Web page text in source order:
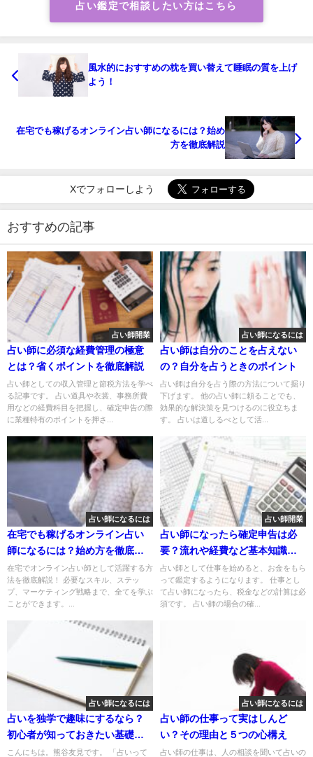
占い鑑定で相談したい方はこちら
風水的におすすめの枕を買い替えて睡眠の質を上げ
よう！
在宅でも稼げるオンライン占い師になるには？始め
方を徹底解説
Xでフォローしよう
おすすめの記事
占い師開業
占い師に必須な経費管理の極意
とは？省くポイントを徹底解説
占い師としての収入管理と節税方法を学べ
る記事です。 占い道具や衣裳、事務所費
用などの経費科目を把握し、確定申告の際
に業種特有のポイントを押さ...
占い師になるには
占い師は自分のことを占えない
の？自分を占うときのポイント
占い師は自分を占う際の方法について掘り
下げます。 他の占い師に頼ることでも、
効果的な解決策を見つけるのに役立ちま
す。 占いは道しるべとして活...
占い師になるには
在宅でも稼げるオンライン占い
師になるには？始め方を徹底解
説
在宅でオンライン占い師として活躍する方
法を徹底解説！ 必要なスキル、ステッ
プ、マーケティング戦略まで、全てを学ぶ
ことができます。...
占い師開業
占い師になったら確定申告は必
要？流れや経費など基本知識を
紹介
占い師として仕事を始めると、お金をもら
って鑑定するようになります。 仕事とし
て占い師になったら、税金などの計算は必
須です。 占い師の場合の確...
占い師になるには
占いを独学で趣味にするなら？
初心者が知っておきたい基礎知
識
こんにちは。熊谷友見です。 「占いって
占い師になるには
占い師の仕事って実はしんど
い？その理由と５つの心構え
占い師の仕事は、人の相談を聞いて占いの